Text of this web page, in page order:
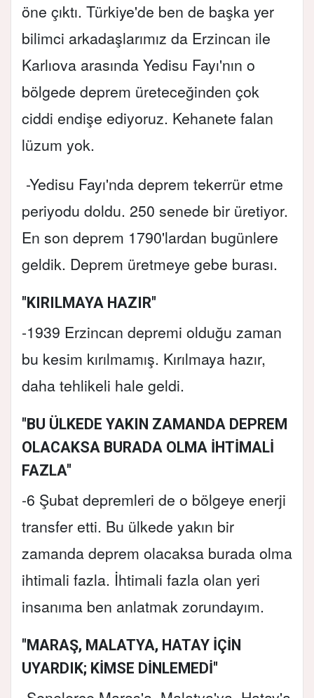
öne çıktı. Türkiye'de ben de başka yer
bilimci arkadaşlarımız da Erzincan ile
Karlıova arasında Yedisu Fayı'nın o
bölgede deprem üreteceğinden çok
ciddi endişe ediyoruz. Kehanete falan
lüzum yok.
-Yedisu Fayı'nda deprem tekerrür etme
periyodu doldu. 250 senede bir üretiyor.
En son deprem 1790'lardan bugünlere
geldik. Deprem üretmeye gebe burası.
"KIRILMAYA HAZIR"
-1939 Erzincan depremi olduğu zaman
bu kesim kırılmamış. Kırılmaya hazır,
daha tehlikeli hale geldi.
"BU ÜLKEDE YAKIN ZAMANDA DEPREM
OLACAKSA BURADA OLMA İHTİMALİ
FAZLA"
-6 Şubat depremleri de o bölgeye enerji
transfer etti. Bu ülkede yakın bir
zamanda deprem olacaksa burada olma
ihtimali fazla. İhtimali fazla olan yeri
insanıma ben anlatmak zorundayım.
"MARAŞ, MALATYA, HATAY İÇİN
UYARDIK; KİMSE DİNLEMEDİ"